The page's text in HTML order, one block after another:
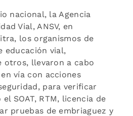
nacional, la Agencia
Vial, ANSV, en
los organismos de
educación vial,
otros, llevaron a cabo
vía con acciones
para verificar
SOAT, RTM, licencia de
pruebas de embriaguez y